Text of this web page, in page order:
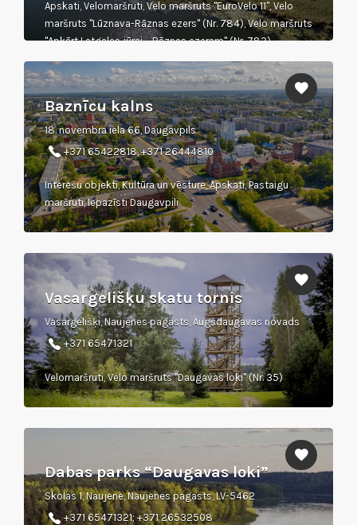
Apskati, Velomaršruti, Velo maršruts "EuroVelo 11", Velo
maršruts "Lūznava-Rāznas ezers" (Nr. 784), Velo maršruts
"Apkārt Latgales jūrai – Rāznas ezeram" (Nr. 783)
Baznīcu kalns
18. novembra iela 66, Daugavpils
+371 65422818, +371 26444810
Interešu objekti, Kultūra un vēsture, Apskati, Pastaigu
maršruti, Iepazīsti Daugavpili
Vasargelišķu skatu tornis
Vasargelišķi, Naujenes pagasts, Augšdaugavas novads
+371 65471321
Velomaršruti, Velo maršruts "Daugavas loki" (Nr. 35)
Dabas parks “Daugavas loki”
Skolas 1, Naujene, Naujenes pagasts, LV-5462
+371 65471321; +371 26532508